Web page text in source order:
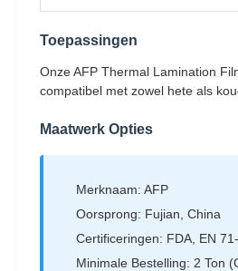
Toepassingen
Onze AFP Thermal Lamination
compatibel met zowel hete als
Maatwerk Opties
Merknaam: AFP
Oorsprong: Fujian, China
Certificeringen: FDA, EN
Minimale Bestelling: 2 Ton